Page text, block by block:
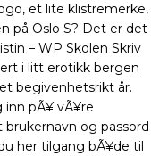
et lite klistremerke,
på Oslo S? Det er det
– WP Skolen Skriv
i litt erotikk bergen
begivenhetsrikt år.
pÃ¥ vÃ¥re
og passord
her tilgang bÃ¥de til